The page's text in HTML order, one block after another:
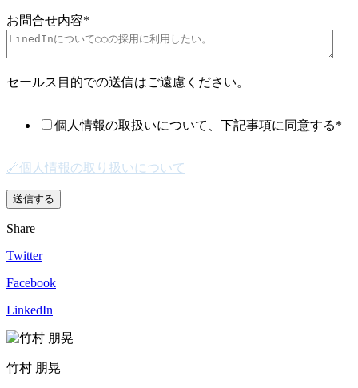
お問合せ内容*
セールス目的での送信はご遠慮ください。
個人情報の取扱いについて、下記事項に同意する*
🔗個人情報の取り扱いについて
Share
Twitter
Facebook
LinkedIn
竹村 朋晃